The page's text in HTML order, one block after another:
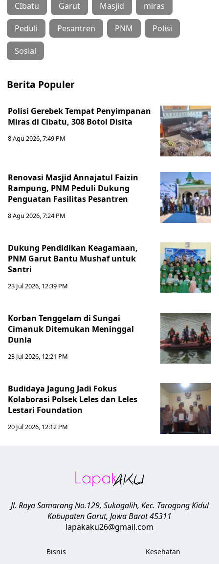
CIbatu Garut Masjid miras
Peduli Pesantren PNM Polisi
Sosial
Berita Populer
Polisi Gerebek Tempat Penyimpanan
Miras di Cibatu, 308 Botol Disita
8 Agu 2026, 7:49 PM
Renovasi Masjid Annajatul Faizin
Rampung, PNM Peduli Dukung
Penguatan Fasilitas Pesantren
8 Agu 2026, 7:24 PM
Dukung Pendidikan Keagamaan,
PNM Garut Bantu Mushaf untuk
Santri
23 Jul 2026, 12:39 PM
Korban Tenggelam di Sungai
Cimanuk Ditemukan Meninggal
Dunia
23 Jul 2026, 12:21 PM
Budidaya Jagung Jadi Fokus
Kolaborasi Polsek Leles dan Leles
Lestari Foundation
20 Jul 2026, 12:12 PM
Jl. Raya Samarang No.129, Sukagalih, Kec. Tarogong Kidul
Kabupaten Garut, Jawa Barat45311
lapakaku26@gmail.com
Bisnis Kesehatan